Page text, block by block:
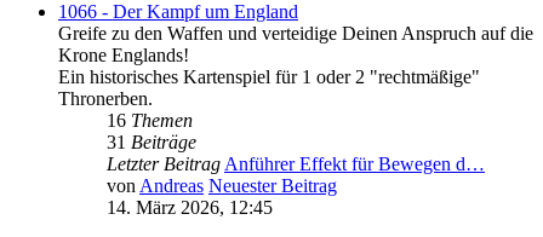
1066 - Der Kampf um England
Greife zu den Waffen und verteidige Deinen Anspruch auf die
Krone Englands!
Ein historisches Kartenspiel für 1 oder 2 "rechtmäßige"
Thronerben.
16 Themen
31 Beiträge
Letzter Beitrag Anführer Effekt für Bewegen d…
von Andreas Neuester Beitrag
14. März 2026, 12:45